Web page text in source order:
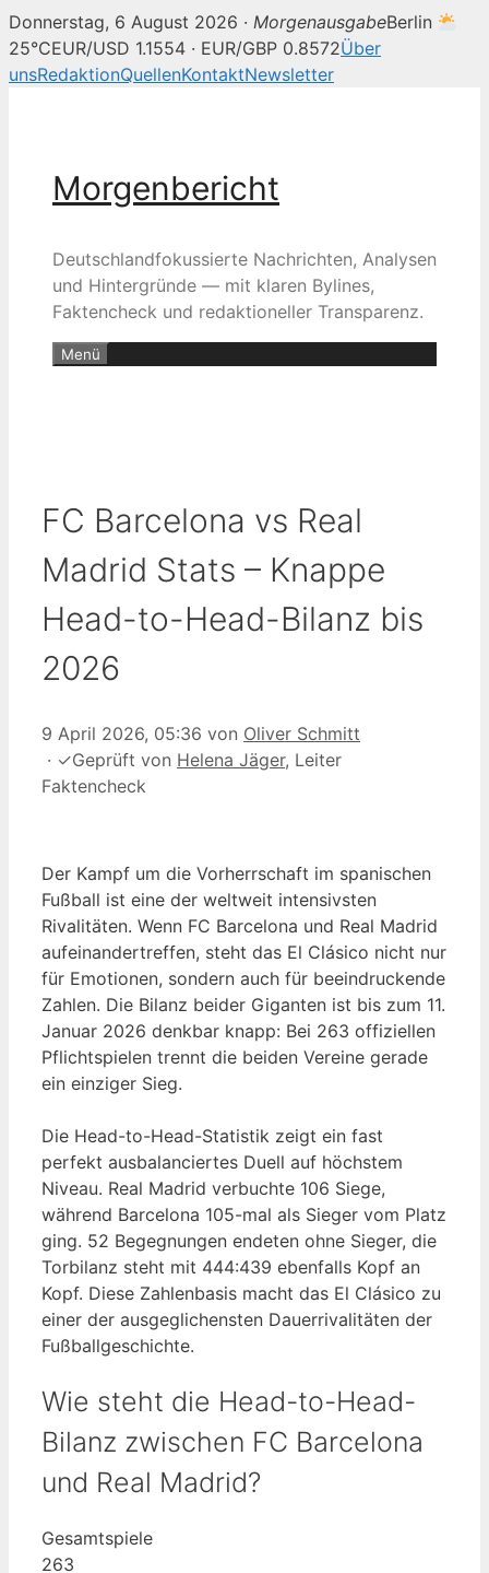
Donnerstag, 6 August 2026 · MorgenausgabeBerlin
25°CEUR/USD 1.1554 · EUR/GBP 0.8572Über
unsRedaktionQuellenKontaktNewsletter
Morgenbericht
Deutschlandfokussierte Nachrichten, Analysen
und Hintergründe — mit klaren Bylines,
Faktencheck und redaktioneller Transparenz.
Menü
FC Barcelona vs Real
Madrid Stats – Knappe
Head-to-Head-Bilanz bis
2026
9 April 2026, 05:36 von Oliver Schmitt
· ✓Geprüft von Helena Jäger, Leiter
Faktencheck
Der Kampf um die Vorherrschaft im spanischen
Fußball ist eine der weltweit intensivsten
Rivalitäten. Wenn FC Barcelona und Real Madrid
aufeinandertreffen, steht das El Clásico nicht nur
für Emotionen, sondern auch für beeindruckende
Zahlen. Die Bilanz beider Giganten ist bis zum 11.
Januar 2026 denkbar knapp: Bei 263 offiziellen
Pflichtspielen trennt die beiden Vereine gerade
ein einziger Sieg.
Die Head-to-Head-Statistik zeigt ein fast
perfekt ausbalanciertes Duell auf höchstem
Niveau. Real Madrid verbuchte 106 Siege,
während Barcelona 105-mal als Sieger vom Platz
ging. 52 Begegnungen endeten ohne Sieger, die
Torbilanz steht mit 444:439 ebenfalls Kopf an
Kopf. Diese Zahlenbasis macht das El Clásico zu
einer der ausgeglichensten Dauerrivalitäten der
Fußballgeschichte.
Wie steht die Head-to-Head-
Bilanz zwischen FC Barcelona
und Real Madrid?
Gesamtspiele
263